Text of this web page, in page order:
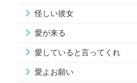
怪しい彼女
愛が来る
愛していると言ってくれ
愛よお願い